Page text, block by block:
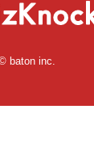
baton inc.